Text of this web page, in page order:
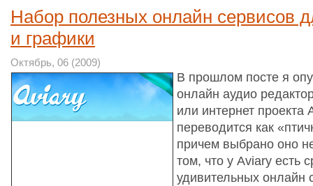
Набор полезных онлайн сервисов
и графики
Октябрь, 06 (2009)
В прошлом посте я
онлайн аудио
или интернет проекта
переводится как
причем выбрано оно
том, что у Aviary есть
удивительных онлайн